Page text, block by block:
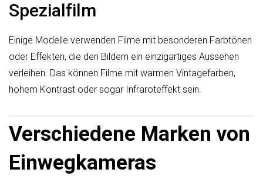
Spezialfilm
Einige Modelle verwenden Filme mit besonderen Farbtönen
oder Effekten, die den Bildern ein einzigartiges Aussehen
verleihen. Das können Filme mit warmen Vintagefarben,
hohem Kontrast oder sogar Infraroteffekt sein.
Verschiedene Marken von
Einwegkameras